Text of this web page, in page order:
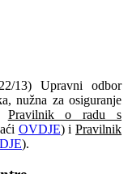
13) Upravni odbor
nužna za osiguranje
Pravilnik o radu s
OVDJE) iPravilnik
).